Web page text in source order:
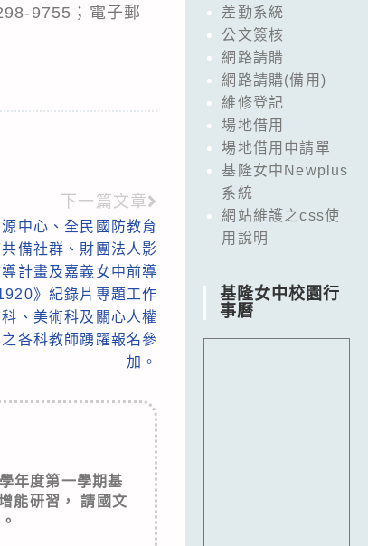
9755；電子郵
下一篇文章
中心、全民國防教育
備社群、財團法人影
計畫及嘉義女中前導
》紀錄片專題工作
、美術科及關心人權
各科教師踴躍報名參
加。
年度第一學期基
能研習， 請國文
差勤系統
公文簽核
網路請購
網路請購(備用)
維修登記
場地借用
場地借用申請單
基隆女中Newplus
系統
網站維護之css使
用說明
基隆女中校園行
事曆